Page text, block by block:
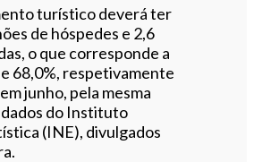
este artigo
turístico deverá ter
de hóspedes e 2,6
o que corresponde a
68,0%, respetivamente
junho, pela mesma
do Instituto
(INE), divulgados